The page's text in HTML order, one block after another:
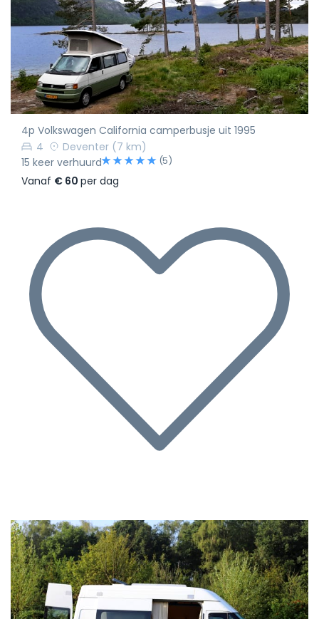
4p Volkswagen California camperbusje uit 1995
4
Deventer (7 km)
15 keer verhuurd
(5)
Vanaf € 60 per dag